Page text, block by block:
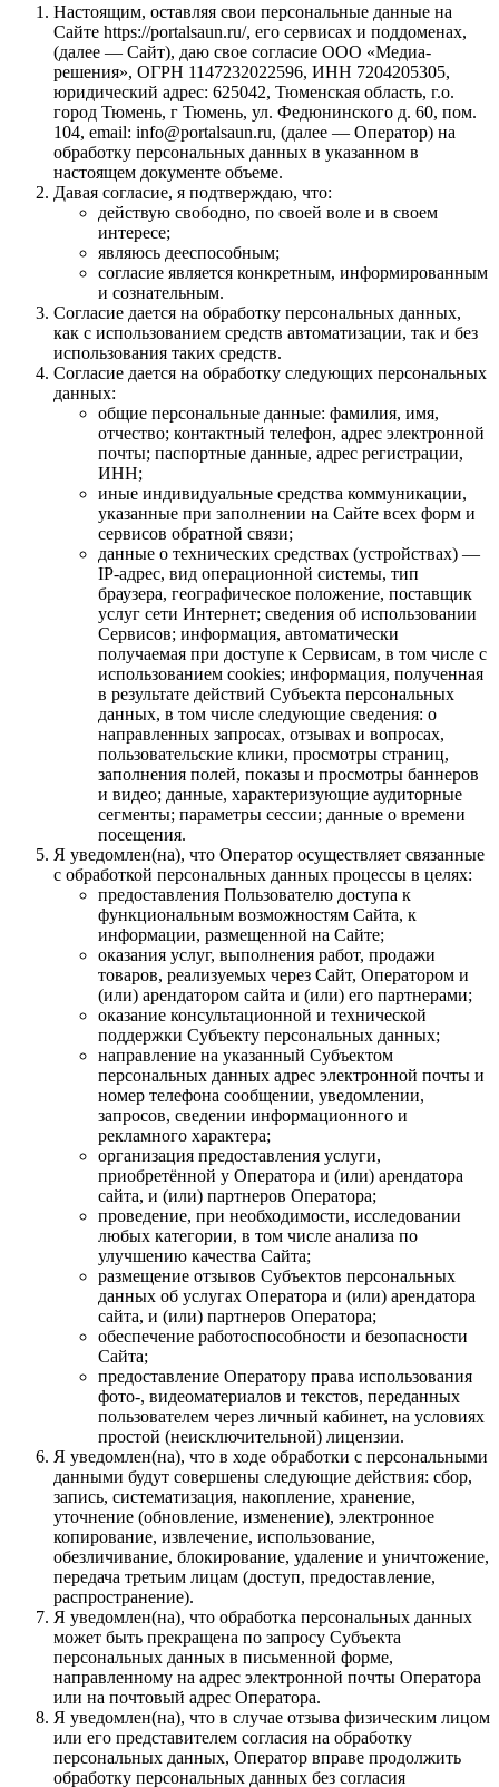
Настоящим, оставляя свои персональные данные на
Сайте https://portalsaun.ru/, его сервисах и поддоменах,
(далее — Сайт), даю свое согласие ООО «Медиа-
решения», ОГРН 1147232022596, ИНН 7204205305,
юридический адрес: 625042, Тюменская область, г.о.
город Тюмень, г Тюмень, ул. Федюнинского д. 60, пом.
104, email: info@portalsaun.ru, (далее — Оператор) на
обработку персональных данных в указанном в
настоящем документе объеме.
Давая согласие, я подтверждаю, что:
действую свободно, по своей воле и в своем
интересе;
являюсь дееспособным;
согласие является конкретным, информированным
и сознательным.
Согласие дается на обработку персональных данных,
как с использованием средств автоматизации, так и без
использования таких средств.
Согласие дается на обработку следующих персональных
данных:
общие персональные данные: фамилия, имя,
отчество; контактный телефон, адрес электронной
почты; паспортные данные, адрес регистрации,
ИНН;
иные индивидуальные средства коммуникации,
указанные при заполнении на Сайте всех форм и
сервисов обратной связи;
данные о технических средствах (устройствах) —
IP-адрес, вид операционной системы, тип
браузера, географическое положение, поставщик
услуг сети Интернет; сведения об использовании
Сервисов; информация, автоматически
получаемая при доступе к Сервисам, в том числе с
использованием cookies; информация, полученная
в результате действий Субъекта персональных
данных, в том числе следующие сведения: о
направленных запросах, отзывах и вопросах,
пользовательские клики, просмотры страниц,
заполнения полей, показы и просмотры баннеров
и видео; данные, характеризующие аудиторные
сегменты; параметры сессии; данные о времени
посещения.
Я уведомлен(на), что Оператор осуществляет связанные
с обработкой персональных данных процессы в целях:
предоставления Пользователю доступа к
функциональным возможностям Сайта, к
информации, размещенной на Сайте;
оказания услуг, выполнения работ, продажи
товаров, реализуемых через Сайт, Оператором и
(или) арендатором сайта и (или) его партнерами;
оказание консультационной и технической
поддержки Субъекту персональных данных;
направление на указанный Субъектом
персональных данных адрес электронной почты и
номер телефона сообщении, уведомлении,
запросов, сведении информационного и
рекламного характера;
организация предоставления услуги,
приобретённой у Оператора и (или) арендатора
сайта, и (или) партнеров Оператора;
проведение, при необходимости, исследовании
любых категории, в том числе анализа по
улучшению качества Сайта;
размещение отзывов Субъектов персональных
данных об услугах Оператора и (или) арендатора
сайта, и (или) партнеров Оператора;
обеспечение работоспособности и безопасности
Сайта;
предоставление Оператору права использования
фото-, видеоматериалов и текстов, переданных
пользователем через личный кабинет, на условиях
простой (неисключительной) лицензии.
Я уведомлен(на), что в ходе обработки с персональными
данными будут совершены следующие действия: сбор,
запись, систематизация, накопление, хранение,
уточнение (обновление, изменение), электронное
копирование, извлечение, использование,
обезличивание, блокирование, удаление и уничтожение,
передача третьим лицам (доступ, предоставление,
распространение).
Я уведомлен(на), что обработка персональных данных
может быть прекращена по запросу Субъекта
персональных данных в письменной форме,
направленному на адрес электронной почты Оператора
или на почтовый адрес Оператора.
Я уведомлен(на), что в случае отзыва физическим лицом
или его представителем согласия на обработку
персональных данных, Оператор вправе продолжить
обработку персональных данных без согласия